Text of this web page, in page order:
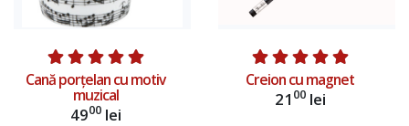
Cană porțelan cu motiv
muzical
4900lei
Creion cu magnet
21 00lei